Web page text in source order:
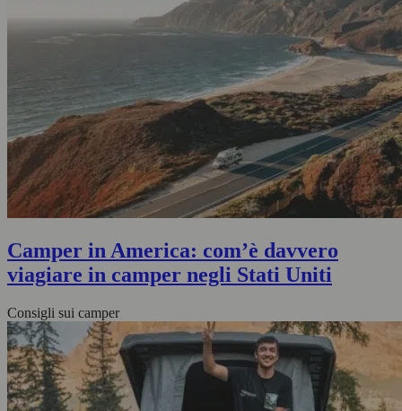
Camper in America: com’è davvero
viagiare in camper negli Stati Uniti
Consigli sui camper